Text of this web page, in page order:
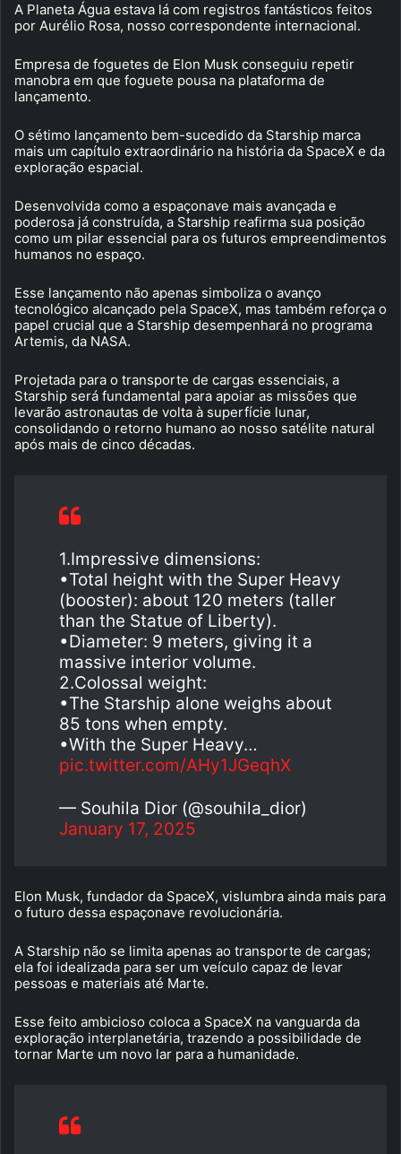
A Planeta Água estava lá com registros fantásticos feitos
por Aurélio Rosa, nosso correspondente internacional.
Empresa de foguetes de Elon Musk conseguiu repetir
manobra em que foguete pousa na plataforma de
lançamento.
O sétimo lançamento bem-sucedido da Starship marca
mais um capítulo extraordinário na história da SpaceX e da
exploração espacial.
Desenvolvida como a espaçonave mais avançada e
poderosa já construída, a Starship reafirma sua posição
como um pilar essencial para os futuros empreendimentos
humanos no espaço.
Esse lançamento não apenas simboliza o avanço
tecnológico alcançado pela SpaceX, mas também reforça o
papel crucial que a Starship desempenhará no programa
Artemis, da NASA.
Projetada para o transporte de cargas essenciais, a
Starship será fundamental para apoiar as missões que
levarão astronautas de volta à superfície lunar,
consolidando o retorno humano ao nosso satélite natural
após mais de cinco décadas.
1.Impressive dimensions:
•Total height with the Super Heavy
(booster): about 120 meters (taller
than the Statue of Liberty).
•Diameter: 9 meters, giving it a
massive interior volume.
2.Colossal weight:
•The Starship alone weighs about
85 tons when empty.
•With the Super Heavy…
pic.twitter.com/AHy1JGeqhX
— Souhila Dior (@souhila_dior)
January 17, 2025
Elon Musk, fundador da SpaceX, vislumbra ainda mais para
o futuro dessa espaçonave revolucionária.
A Starship não se limita apenas ao transporte de cargas;
ela foi idealizada para ser um veículo capaz de levar
pessoas e materiais até Marte.
Esse feito ambicioso coloca a SpaceX na vanguarda da
exploração interplanetária, trazendo a possibilidade de
tornar Marte um novo lar para a humanidade.